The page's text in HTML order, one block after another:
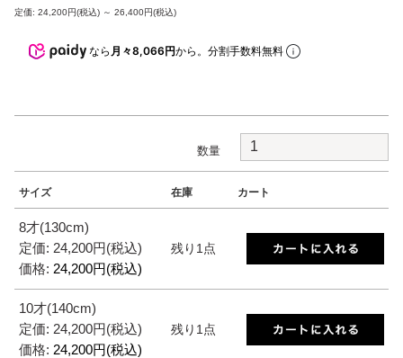
定価: 24,200円(税込) ～ 26,400円(税込)
なら 月々8,066円から。分割手数料無料
数量
サイズ 在庫 カート
8才(130cm)
定価: 24,200円(税込)
価格: 24,200円(税込)
残り1点
10才(140cm)
定価: 24,200円(税込)
価格: 24,200円(税込)
残り1点